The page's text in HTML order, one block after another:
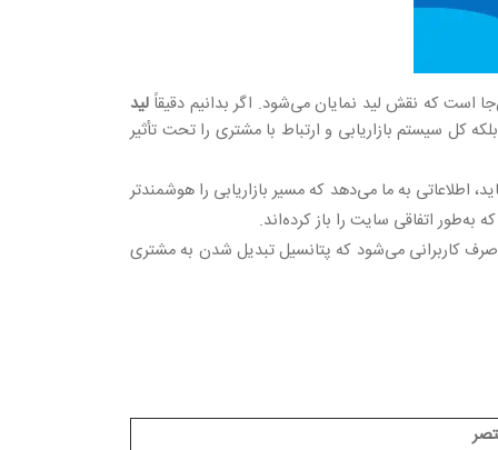
است که نقش لید نمایان می‌شود. اگر بدانیم دقیقاً لید
سیستم بازاریابی و ارتباط با مشتری را تحت تأثیر
به ما می‌دهد که مسیر بازاریابی را هوشمندتر
به‌طور اتفاقی سایت را باز کرده‌اند.
صرف کاربرانی می‌شود که پتانسیل تبدیل شدن به مشتری